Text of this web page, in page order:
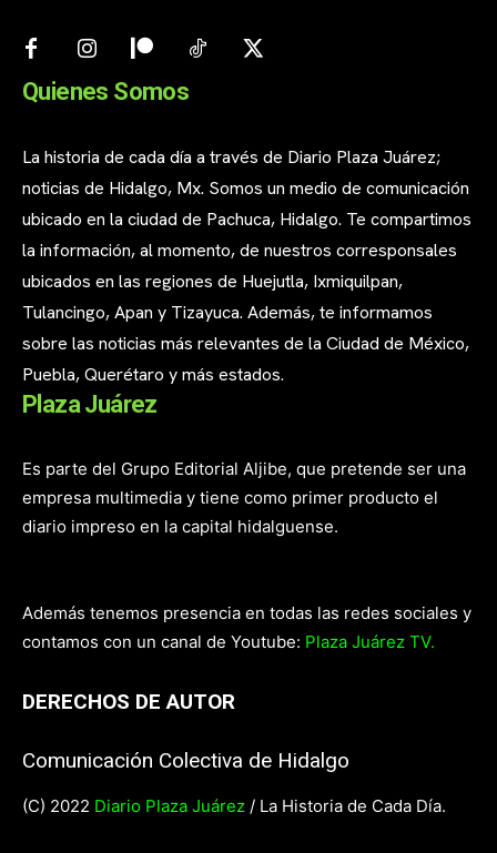
Quienes Somos
La historia de cada día a través de Diario Plaza Juárez;
noticias de Hidalgo, Mx. Somos un medio de comunicación
ubicado en la ciudad de Pachuca, Hidalgo. Te compartimos
la información, al momento, de nuestros corresponsales
ubicados en las regiones de Huejutla, Ixmiquilpan,
Tulancingo, Apan y Tizayuca. Además, te informamos
sobre las noticias más relevantes de la Ciudad de México,
Puebla, Querétaro y más estados.
Plaza Juárez
Es parte del Grupo Editorial Aljibe, que pretende ser una
empresa multimedia y tiene como primer producto el
diario impreso en la capital hidalguense.
Además tenemos presencia en todas las redes sociales y
contamos con un canal de Youtube: Plaza Juárez TV.
DERECHOS DE AUTOR
Comunicación Colectiva de Hidalgo
(C) 2022 Diario Plaza Juárez / La Historia de Cada Día.